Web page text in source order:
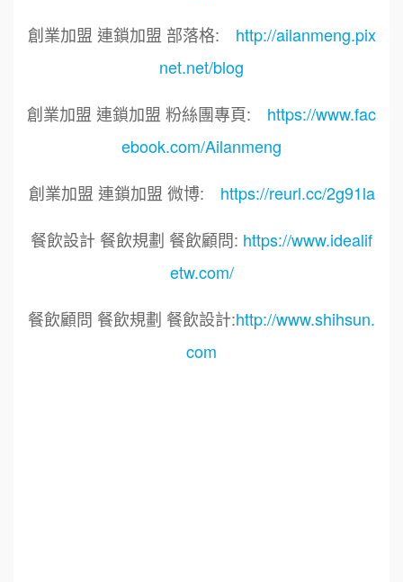
創業加盟 連鎖加盟 部落格: http://ailanmeng.pix
net.net/blog
創業加盟 連鎖加盟 粉絲團專頁: https://www.fac
ebook.com/Ailanmeng
創業加盟 連鎖加盟 微博: https://reurl.cc/2g91la
餐飲設計 餐飲規劃 餐飲顧問: https://www.idealif
etw.com/
餐飲顧問 餐飲規劃 餐飲設計:http://www.shihsun.
com